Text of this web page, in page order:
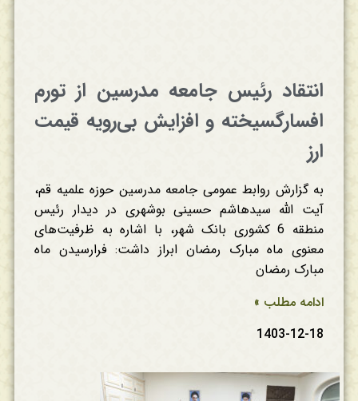
انتقاد رئیس جامعه مدرسین از تورم
افسارگسیخته و افزایش بی‌رویه قیمت
ارز
به گزارش روابط عمومی جامعه مدرسین حوزه علمیه قم،
آیت الله سیدهاشم حسینی بوشهری در دیدار رئیس
منطقه 6 کشوری بانک شهر، با اشاره به ظرفیت‌های
معنوی ماه مبارک رمضان ابراز داشت: فرارسیدن ماه
مبارک رمضان
ادامه مطلب »
1403-12-18